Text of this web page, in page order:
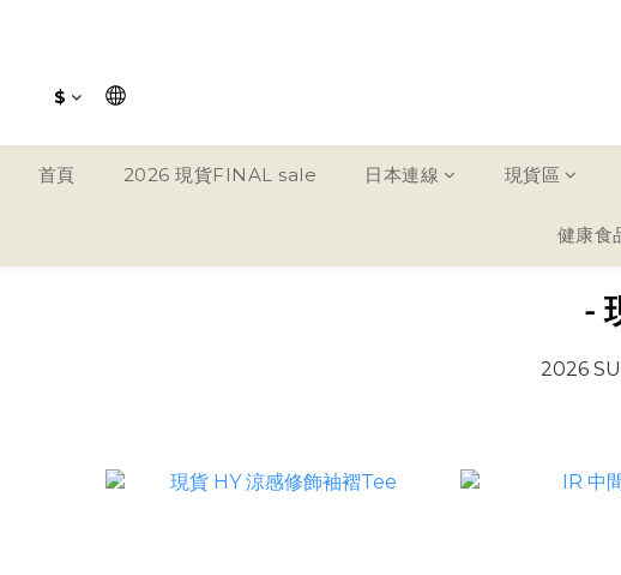
$
首頁 2026 現貨FINAL sale 日本連線 現貨區
健康食
-
2026